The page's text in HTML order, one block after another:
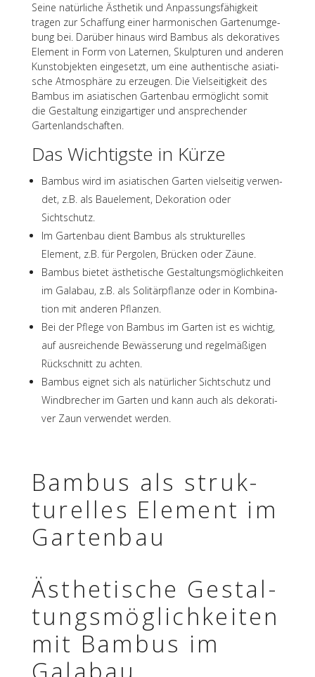
Seine natür­li­che Ästhe­tik und Anpas­sungs­fä­hig­keit
tragen zur Schaf­fung einer harmo­ni­schen Garten­um­ge­
bung bei. Darüber hinaus wird Bambus als deko­ra­ti­ves
Element in Form von Later­nen, Skulp­tu­ren und ande­ren
Kunst­ob­jek­ten einge­setzt, um eine authen­ti­sche asia­ti­
sche Atmo­sphäre zu erzeu­gen. Die Viel­sei­tig­keit des
Bambus im asia­ti­schen Garten­bau ermög­licht somit
die Gestal­tung einzig­ar­ti­ger und anspre­chen­der
Gartenlandschaften.
Das Wich­tigste in Kürze
Bambus wird im asia­ti­schen Garten viel­sei­tig verwen­
det, z.B. als Bauele­ment, Deko­ra­tion oder
Sichtschutz.
Im Garten­bau dient Bambus als struk­tu­rel­les
Element, z.B. für Pergo­len, Brücken oder Zäune.
Bambus bietet ästhe­ti­sche Gestal­tungs­mög­lich­kei­ten
im Gala­bau, z.B. als Soli­tär­pflanze oder in Kombi­na­
tion mit ande­ren Pflanzen.
Bei der Pflege von Bambus im Garten ist es wich­tig,
auf ausrei­chende Bewäs­se­rung und regel­mä­ßi­gen
Rück­schnitt zu achten.
Bambus eignet sich als natür­li­cher Sicht­schutz und
Wind­bre­cher im Garten und kann auch als deko­ra­ti­
ver Zaun verwen­det werden.
Bambus als struk­
tu­rel­les Element im
Gartenbau
Ästhe­ti­sche Gestal­
tungs­mög­lich­kei­ten
mit Bambus im